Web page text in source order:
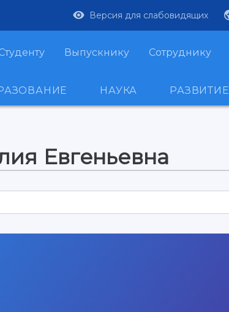
Версия для слабовидящих
Выпускнику Сотруднику
НАУКА РАЗВИТИЕ
Евгеньевна